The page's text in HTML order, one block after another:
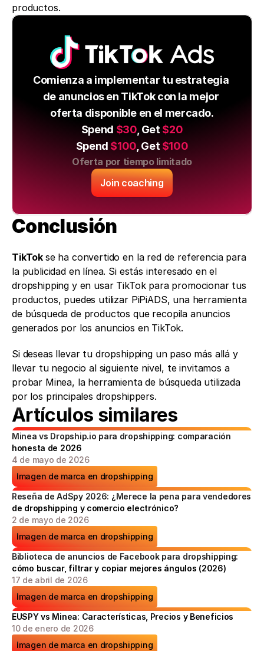
productos.
Comienza a implementar tu estrategia
de anuncios en TikTok con la mejor
oferta disponible en el mercado.
Spend $30, Get $20
Spend $100 , Get $100
Oferta por tiempo limitado
Join coaching
Conclusión
TikTok se ha convertido en la red de referencia para
la publicidad en línea. Si estás interesado en el
dropshipping y en usar TikTok para promocionar tus
productos, puedes utilizar PiPiADS, una herramienta
de búsqueda de productos que recopila anuncios
generados por los anuncios en TikTok.
Si deseas llevar tu dropshipping un paso más allá y
llevar tu negocio al siguiente nivel, te invitamos a
probar Minea, la herramienta de búsqueda utilizada
por los principales dropshippers.
Artículos similares
Minea vs Dropship.io para dropshipping: comparación
honesta de 2026
4 de mayo de 2026
Imagen de marca en dropshipping
Reseña de AdSpy 2026: ¿Merece la pena para vendedores
de dropshipping y comercio electrónico?
2 de mayo de 2026
Imagen de marca en dropshipping
Biblioteca de anuncios de Facebook para dropshipping:
cómo buscar, filtrar y copiar mejores ángulos (2026)
17 de abril de 2026
Imagen de marca en dropshipping
EUSPY vs Minea: Características, Precios y Beneficios
10 de enero de 2026
Imagen de marca en dropshipping